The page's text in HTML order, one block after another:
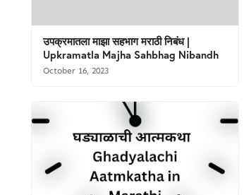
उपक्रमातला माझा सहभाग मराठी निबंध |
Upkramatla Majha Sahbhag Nibandh
October 16, 2023